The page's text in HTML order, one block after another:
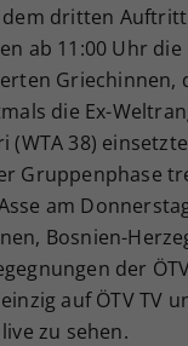
dritten
ab 11:00 Uhr die
Griechinnen,
die Ex-
(WTA 38)
Gruppenphase
am
Bosnien-
der
auf ÖTV TV
zu sehen.